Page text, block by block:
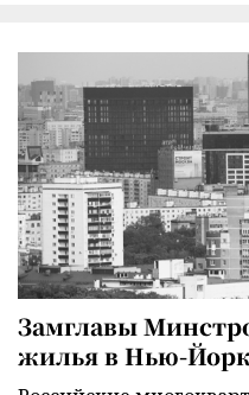
Замглавы
жилья в Нью-